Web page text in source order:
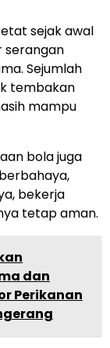
sejak awal
serangan
Sejumlah
tembakan
mampu
bola juga
bekerja
tetap aman.
dan
Perikanan